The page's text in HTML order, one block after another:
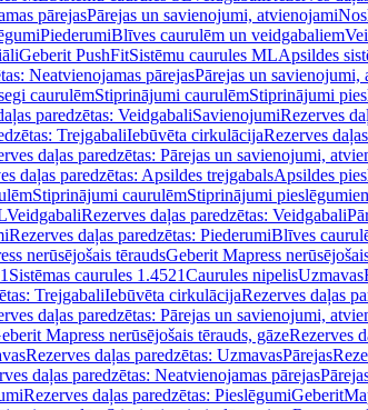
pārejasPārejas un savienojumi, atvienojami
PiederumiBlīves caurulēm un veidgabaliem
Geberit PushFitSistēmu caurules MLApsildes
Neatvienojamas pārejasPārejas un savienojumi,
caurulēmStiprinājumi caurulēmStiprinājumi
paredzētas: VeidgabaliSavienojumiRezerves
TrejgabaliIebūvēta cirkulācijaRezerves
daļas paredzētas: Pārejas un savienojumi,
daļas paredzētas: Apsildes trejgabalsApsildes
Stiprinājumi caurulēmStiprinājumi
VeidgabaliRezerves daļas paredzētas: Veidgabali
Rezerves daļas paredzētas: PiederumiBlīves
nerūsējošais tēraudsGeberit Mapress
Sistēmas caurules 1.4521Caurules nipelisUzmavas
TrejgabaliIebūvēta cirkulācijaRezerves daļas
daļas paredzētas: Pārejas un savienojumi,
Mapress nerūsējošais tērauds, gāzeRezerves
Rezerves daļas paredzētas: UzmavasPārejas
daļas paredzētas: Neatvienojamas pārejas
Rezerves daļas paredzētas: Pieslēgumi